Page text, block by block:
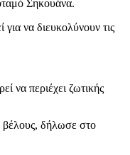
Σηκουάνα.
να διευκολύνουν τις
να περιέχει ζωτικής
βέλους, δήλωσε στο